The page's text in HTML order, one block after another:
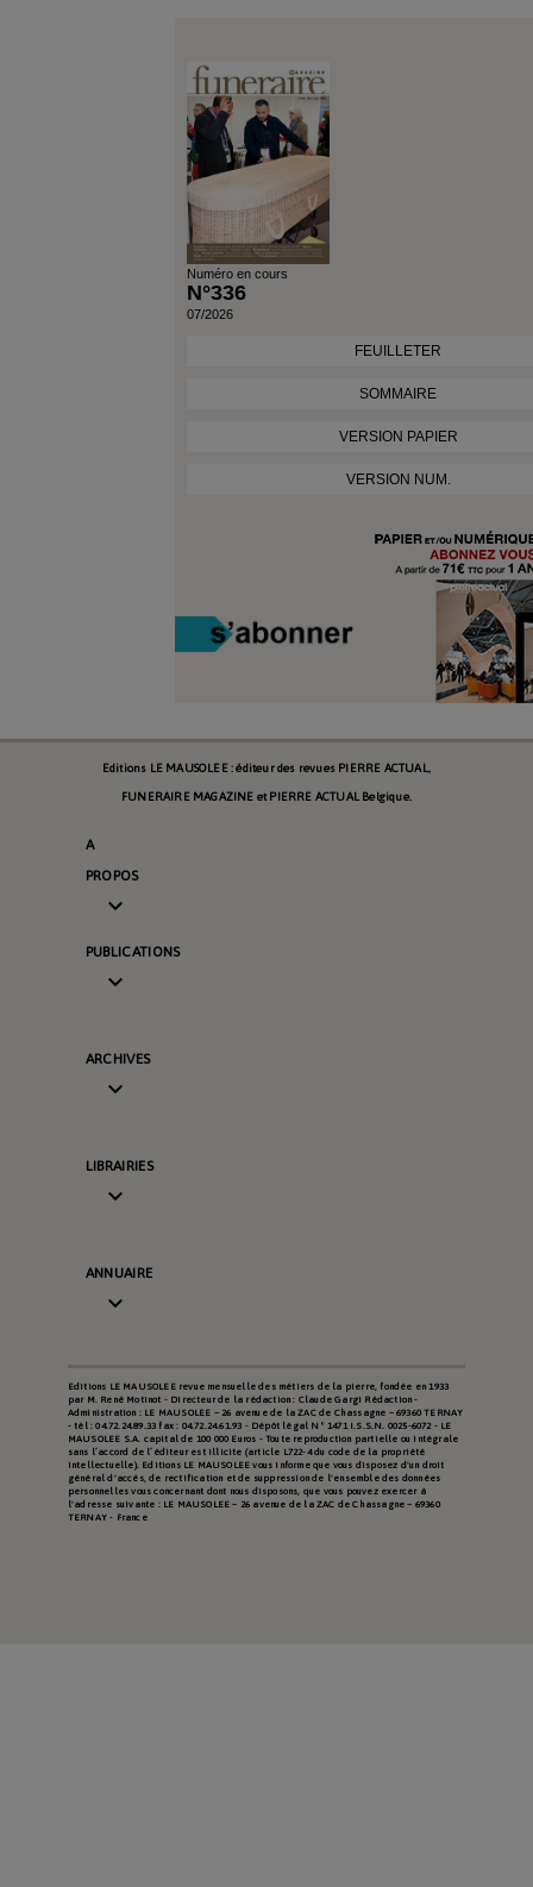
Numéro en cours
N°336
07/2026
FEUILLETER
SOMMAIRE
VERSION PAPIER
VERSION NUM.
Editions LE MAUSOLEE : éditeur des revues PIERRE ACTUAL,
FUNERAIRE MAGAZINE et PIERRE ACTUAL Belgique.
A
PROPOS

PUBLICATIONS

ARCHIVES

LIBRAIRIES

ANNUAIRE

Editions LE MAUSOLEE revue mensuelle des métiers de la pierre, fondée en 1933
par M. René Motinot - Directeur de la rédaction : Claude Gargi Rédaction -
Administration : LE MAUSOLEE – 26 avenue de la ZAC de Chassagne – 69360 TERNAY
- tél : 04.72.24.89.33 fax : 04.72.24.61.93 - Dépôt légal N° 1471 I.S.S.N. 0025-6072 - LE
MAUSOLEE S.A. capital de 100 000 Euros - Toute reproduction partielle ou intégrale
sans l’accord de l’éditeur est illicite (article L722-4 du code de la propriété
intellectuelle). Editions LE MAUSOLEE vous informe que vous disposez d'un droit
général d'accès, de rectification et de suppression de l'ensemble des données
personnelles vous concernant dont nous disposons, que vous pouvez exercer à
l'adresse suivante : LE MAUSOLEE – 26 avenue de la ZAC de Chassagne – 69360
TERNAY - France